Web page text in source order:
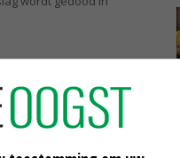
veldspuiten een
een plan om het aantal